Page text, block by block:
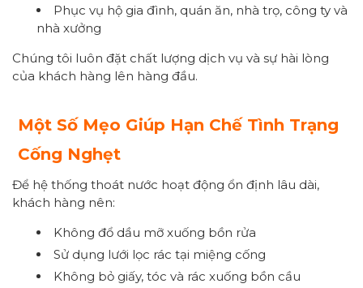
Phục vụ hộ gia đình, quán ăn, nhà trọ, công ty và
nhà xưởng
Chúng tôi luôn đặt chất lượng dịch vụ và sự hài lòng
của khách hàng lên hàng đầu.
Một Số Mẹo Giúp Hạn Chế Tình Trạng
Cống Nghẹt
Để hệ thống thoát nước hoạt động ổn định lâu dài,
khách hàng nên:
Không đổ dầu mỡ xuống bồn rửa
Sử dụng lưới lọc rác tại miệng cống
Không bỏ giấy, tóc và rác xuống bồn cầu